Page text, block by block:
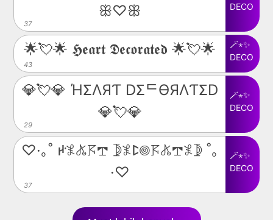
37
ꕥ♡ꕥ
DECO
43
🌟💘🌟 𝕳𝖊𝖆𝖗𝖙 𝕯𝖊𝖈𝖔𝖗𝖆𝖙𝖊𝖉 🌟💘🌟
🪄⋆✨
DECO
29
💎💘💎 ΉΣΛЯƬ DΣᄃӨЯΛƬΣD
💎💘💎
🪄⋆✨
DECO
37
♡·｡˚ ꛅ𖤟𖤬𖦪𖢧 𖤀𖤟ꛕ𖣠𖦪𖤬𖢧𖤟𖤀 ˚｡
·♡
🪄⋆✨
DECO